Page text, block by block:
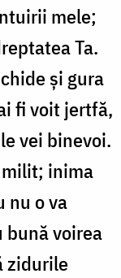
mele;
Ta.
și gura
fi voit jertfă,
vei binevoi.
inima
nu o va
bună voirea
zidurile